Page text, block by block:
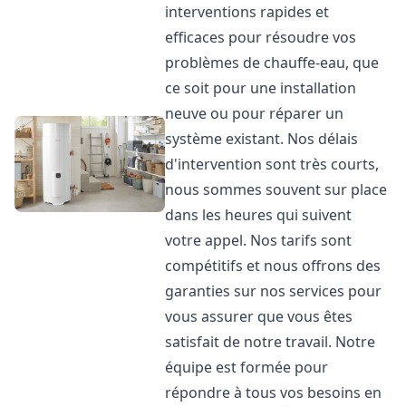
interventions rapides et
efficaces pour résoudre vos
problèmes de chauffe-eau, que
ce soit pour une installation
neuve ou pour réparer un
système existant. Nos délais
d'intervention sont très courts,
nous sommes souvent sur place
dans les heures qui suivent
votre appel. Nos tarifs sont
compétitifs et nous offrons des
garanties sur nos services pour
vous assurer que vous êtes
satisfait de notre travail. Notre
équipe est formée pour
répondre à tous vos besoins en